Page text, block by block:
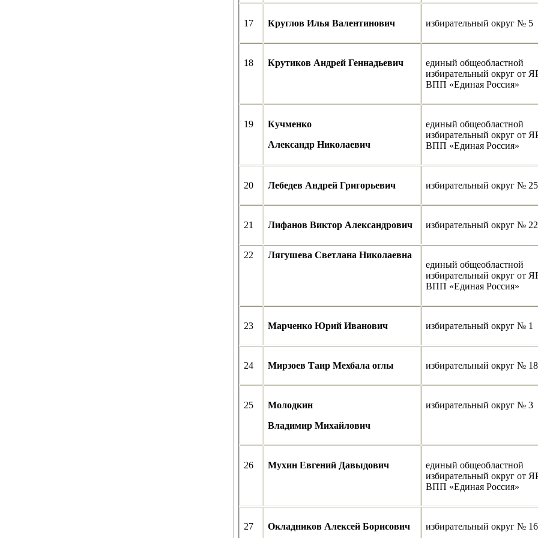
17 КругловИлья Валентинович избирательный округ № 5
18 Крутиков Андрей Геннадьевич
единый общеобластной
избирательный округ от
ВПП «Единая Россия»
19
Кучменко
Александр Николаевич
единый общеобластной
избирательный округ от
ВПП «Единая Россия»
20 ЛебедевАндрей Григорьевич избирательный округ № 25
21 Лифанов Виктор Александрович избирательный округ № 22
22
Лягушева Светлана Николаевна
единый общеобластной
избирательный округ от
ВПП «Единая Россия»
23 Марченко Юрий Иванович избирательный округ № 1
24 Мирзоев Таир Мехбала оглы избирательный округ № 18
25
Молодкин
Владимир Михайлович
избирательный округ № 3
26 Мухин Евгений Давыдович
единый общеобластной
избирательный округ от
ВПП «Единая Россия»
27 Окладников Алексей Борисович избирательный округ № 16